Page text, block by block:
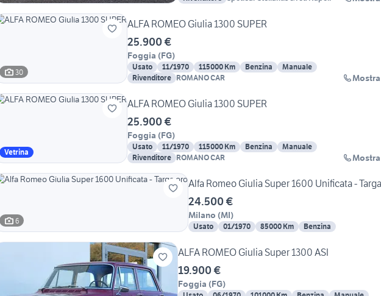
30
ALFA ROMEO Giulia 1300 SUPER
25.900 €
Foggia (FG)
Usato 11/1970 115000 Km Benzina
Manuale
Rivenditore ROMANO CAR
Vetrina
ALFA ROMEO Giulia 1300 SUPER
25.900 €
Foggia (FG)
Usato 11/1970 115000 Km Benzina
Manuale
Rivenditore ROMANO CAR
6
Alfa Romeo Giulia Super 1600 Unificata -
24.500 €
Milano (MI)
Usato 01/1970 85000 Km Benzina
ALFA ROMEO Giulia Super 1300 ASI
19.900 €
Foggia (FG)